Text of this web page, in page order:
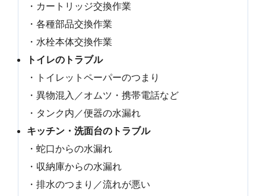
・カートリッジ交換作業
・各種部品交換作業
・水栓本体交換作業
トイレのトラブル
・トイレットペーパーのつまり
・異物混入／オムツ・携帯電話など
・タンク内／便器の水漏れ
キッチン・洗面台のトラブル
・蛇口からの水漏れ
・収納庫からの水漏れ
・排水のつまり／流れが悪い